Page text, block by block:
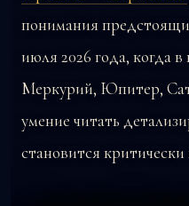
понимания
июля 2026 года, когда
Меркурий, Юпитер,
умение читать
становится